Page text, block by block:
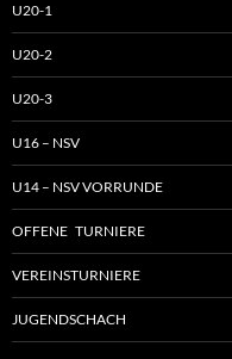
U20-1
U20-2
U20-3
U16 – NSV
U14 – NSV VORRUNDE
OFFENE TURNIERE
VEREINSTURNIERE
JUGENDSCHACH